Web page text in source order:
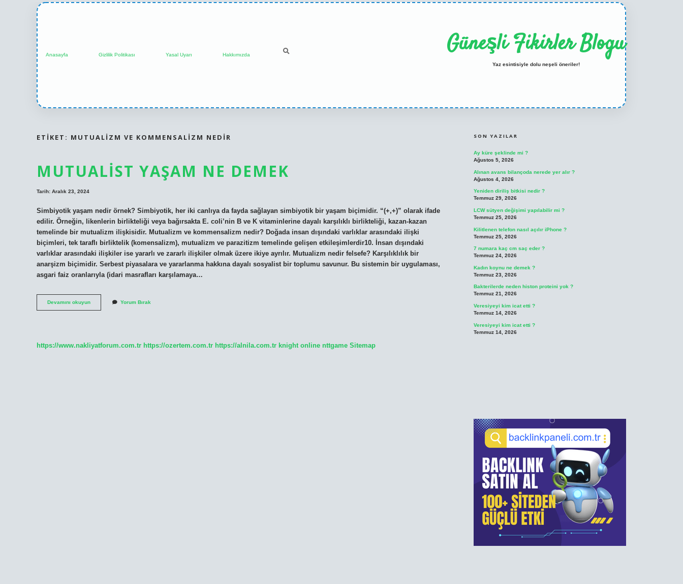
Anasayfa Gizlilik Politikası Yasal Uyarı Hakkımızda Güneşli Fikirler Blogu
Yaz esintisiyle dolu neşeli öneriler!
ETIKET: MUTUALIZM VE KOMMENSALIZM NEDIR
MUTUALIST YAŞAM NE DEMEK
Tarih: Aralık 23, 2024
Simbiyotik yaşam nedir örnek? Simbiyotik, her iki canlıya da fayda sağlayan simbiyotik bir yaşam biçimidir. “(+,+)” olarak ifade
edilir. Örneğin, likenlerin birlikteliği veya bağırsakta E. coli’nin B ve K vitaminlerine dayalı karşılıklı birlikteliği, kazan-kazan
temelinde bir mutualizm ilişkisidir. Mutualizm ve kommensalizm nedir? Doğada insan dışındaki varlıklar arasındaki ilişki
biçimleri, tek taraflı birliktelik (komensalizm), mutualizm ve parazitizm temelinde gelişen etkileşimlerdir10. İnsan dışındaki
varlıklar arasındaki ilişkiler ise yararlı ve zararlı ilişkiler olmak üzere ikiye ayrılır. Mutualizm nedir felsefe? Karşılıklılık bir
anarşizm biçimidir. Serbest piyasalara ve yararlanma hakkına dayalı sosyalist bir toplumu savunur. Bu sistemin bir uygulaması,
asgari faiz oranlarıyla (idari masrafları karşılamaya…
Devamını okuyunMutualist
Yaşam
Yorum Bırak
https://www.nakliyatforum.com.tr https://ozertem.com.tr https://alnila.com.tr knight online nttgame Sitemap
SON YAZILAR
Ay küre şeklinde mi ?
Ağustos 5, 2026
Alınan avans bilançoda nerede yer alır ?
Ağustos 4, 2026
Yeniden diriliş bitkisi nedir ?
Temmuz 29, 2026
LCW sütyen değişimi yapılabilir mi ?
Temmuz 25, 2026
Kilitlenen telefon nasıl açılır iPhone ?
Temmuz 25, 2026
7 numara kaç cm saç eder ?
Temmuz 24, 2026
Kadın koynu ne demek ?
Temmuz 23, 2026
Bakterilerde neden histon proteini yok ?
Temmuz 21, 2026
Veresiyeyi kim icat etti ?
Temmuz 14, 2026
Veresiyeyi kim icat etti ?
Temmuz 14, 2026